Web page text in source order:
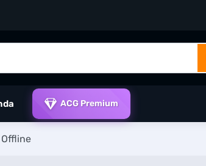
ACG Premium